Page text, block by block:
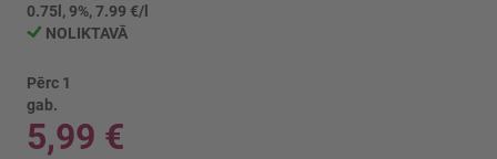
sākumu
0.75l, 9%, 7.99 €/l
NOLIKTAVĀ
Pērc 1
gab.
5,99 €